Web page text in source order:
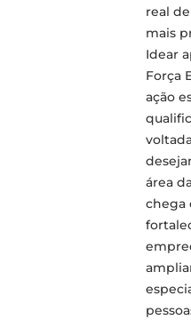
real
mais
Idear
Força
ação
área
chega